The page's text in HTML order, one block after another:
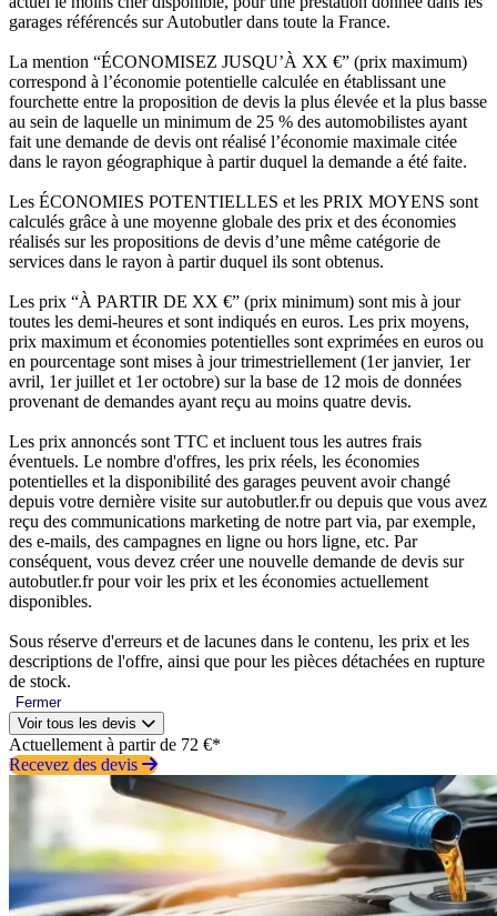
garages référencés sur Autobutler dans toute la France.
La mention “ÉCONOMISEZ JUSQU’À XX €” (prix maximum)
correspond à l’économie potentielle calculée en établissant une
fourchette entre la proposition de devis la plus élevée et la plus basse
au sein de laquelle un minimum de 25 % des automobilistes ayant
fait une demande de devis ont réalisé l’économie maximale citée
dans le rayon géographique à partir duquel la demande a été faite.
Les ÉCONOMIES POTENTIELLES et les PRIX MOYENS sont
calculés grâce à une moyenne globale des prix et des économies
réalisés sur les propositions de devis d’une même catégorie de
services dans le rayon à partir duquel ils sont obtenus.
Les prix “À PARTIR DE XX €” (prix minimum) sont mis à jour
toutes les demi-heures et sont indiqués en euros. Les prix moyens,
prix maximum et économies potentielles sont exprimées en euros ou
en pourcentage sont mises à jour trimestriellement (1er janvier, 1er
avril, 1er juillet et 1er octobre) sur la base de 12 mois de données
provenant de demandes ayant reçu au moins quatre devis.
Les prix annoncés sont TTC et incluent tous les autres frais
éventuels. Le nombre d'offres, les prix réels, les économies
potentielles et la disponibilité des garages peuvent avoir changé
depuis votre dernière visite sur autobutler.fr ou depuis que vous avez
reçu des communications marketing de notre part via, par exemple,
des e-mails, des campagnes en ligne ou hors ligne, etc. Par
conséquent, vous devez créer une nouvelle demande de devis sur
autobutler.fr pour voir les prix et les économies actuellement
disponibles.
Sous réserve d'erreurs et de lacunes dans le contenu, les prix et les
descriptions de l'offre, ainsi que pour les pièces détachées en rupture
de stock.
Fermer
Voir tous les devis
Actuellement à partir de 72 €*
Recevez des devis